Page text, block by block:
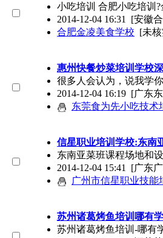
小吃培训 合肥小吃培训
2014-12-04 16:31 [安徽
合肥金凌美食学校 [未
惠州快餐炒菜培训学校
很多人会认为，说我学
2014-12-04 16:19 [广东
东莞食为先小吃技术
信星职业培训学校:东南
东南亚菜班课程场地和
2014-12-04 15:41 [广东
广州市信星职业技能
苏州诸葛烤鱼培训哪有
苏州诸葛烤鱼培训-哪有